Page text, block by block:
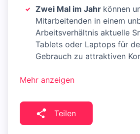
Zwei Mal im Jahr können
Mitarbeitenden in einem
Arbeitsverhältnis aktuelle
Tablets oder Laptops für
Gebrauch zu attraktiven
Mehr anzeigen
Teilen